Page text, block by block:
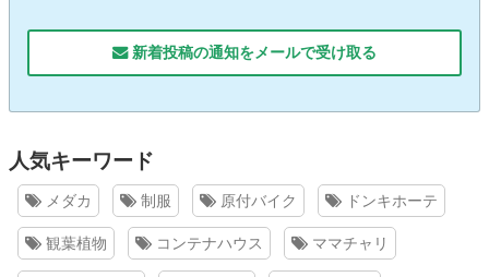
新着投稿の通知をメールで受け取る
人気キーワード
メダカ 制服 原付バイク ドンキホーテ
観葉植物 コンテナハウス ママチャリ